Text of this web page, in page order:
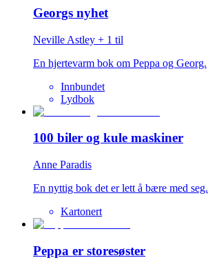
Georgs nyhet
Neville Astley + 1 til
En hjertevarm bok om Peppa og Georg.
Innbundet
Lydbok
100 biler og kule maskiner
Anne Paradis
En nyttig bok det er lett å bære med seg.
Kartonert
Peppa er storesøster